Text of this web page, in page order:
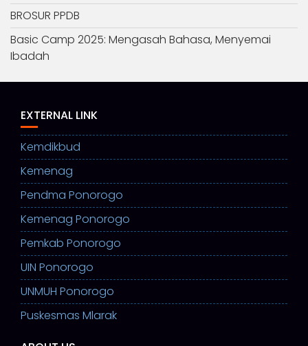
BROSUR PPDB
Basic Camp 2025: Mengasah Bahasa, Menyemai
Ibadah
EXTERNAL LINK
Kemdikbud
Kemenag
Pendma Ponorogo
Kemenag Ponorogo
Pemkab Ponorogo
UIN Ponorogo
UNMUH Ponorogo
Puskesmas Mlarak